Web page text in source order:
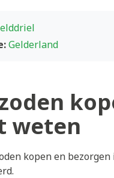
Gelderland
weten
kopen en